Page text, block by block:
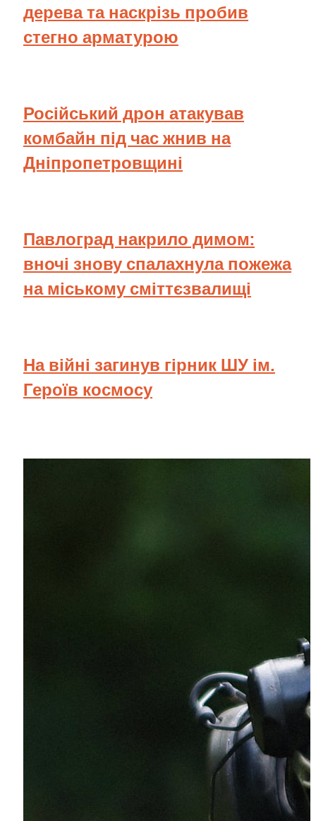
дерева та наскрізь пробив
стегно арматурою
Російський дрон атакував
комбайн під час жнив на
Дніпропетровщині
Павлоград накрило димом:
вночі знову спалахнула пожежа
на міському сміттєзвалищі
На війні загинув гірник ШУ ім.
Героїв космосу